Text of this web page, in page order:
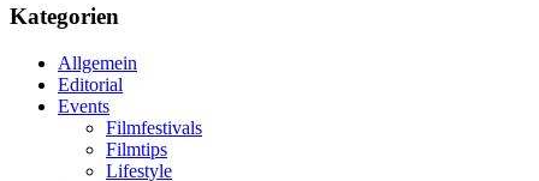
Kategorien
Allgemein
Editorial
Events
Filmfestivals
Filmtips
Lifestyle